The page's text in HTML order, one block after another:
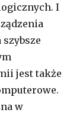
I
jest także
w